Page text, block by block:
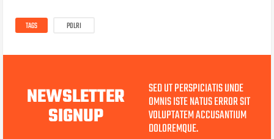
TAGS POLRI
NEWSLETTER
SIGNUP
SED UT PERSPICIATIS UNDE
OMNIS ISTE NATUS ERROR SIT
VOLUPTATEM ACCUSANTIUM
DOLOREMQUE.